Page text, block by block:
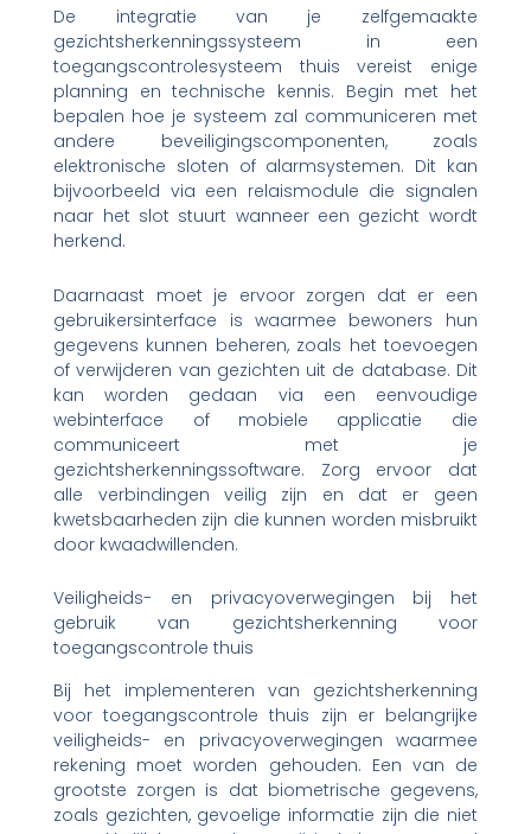
De integratie van je zelfgemaakte
gezichtsherkenningssysteem in een
toegangscontrolesysteem thuis vereist enige
planning en technische kennis. Begin met het
bepalen hoe je systeem zal communiceren met
andere beveiligingscomponenten, zoals
elektronische sloten of alarmsystemen. Dit kan
bijvoorbeeld via een relaismodule die signalen
naar het slot stuurt wanneer een gezicht wordt
herkend.
Daarnaast moet je ervoor zorgen dat er een
gebruikersinterface is waarmee bewoners hun
gegevens kunnen beheren, zoals het toevoegen
of verwijderen van gezichten uit de database. Dit
kan worden gedaan via een eenvoudige
webinterface of mobiele applicatie die
communiceert met je
gezichtsherkenningssoftware. Zorg ervoor dat
alle verbindingen veilig zijn en dat er geen
kwetsbaarheden zijn die kunnen worden misbruikt
door kwaadwillenden.
Veiligheids- en privacyoverwegingen bij het
gebruik van gezichtsherkenning voor
toegangscontrole thuis
Bij het implementeren van gezichtsherkenning
voor toegangscontrole thuis zijn er belangrijke
veiligheids- en privacyoverwegingen waarmee
rekening moet worden gehouden. Een van de
grootste zorgen is dat biometrische gegevens,
zoals gezichten, gevoelige informatie zijn die niet